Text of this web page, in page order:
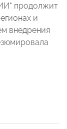
продолжит
и
внедрения